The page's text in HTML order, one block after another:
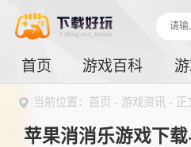
首页 游戏百科
当前位置： 首页 - 游戏资讯 - 正
苹果消消乐游戏下